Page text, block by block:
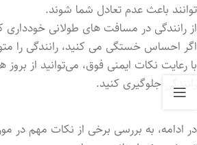
‌توانند باعث عدم تعادل شما شوند.
از رانندگی در مسافت ‌های طولانی خودداری
اگر احساس خستگی می کنید، رانندگی را
با رعایت نکات ایمنی فوق، می‌توانید از
رانندگی جلوگیری کنید.
در ادامه، به بررسی برخی از نکات مهم در